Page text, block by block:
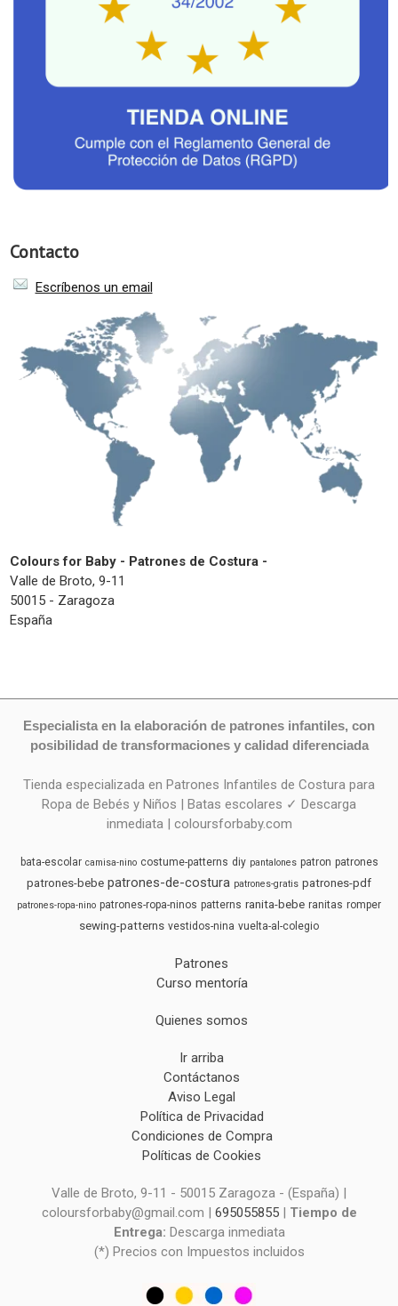
Contacto
Escríbenos un email
Colours for Baby - Patrones de Costura -
Valle de Broto, 9-11
50015 - Zaragoza
España
Especialista en la elaboración de patrones infantiles, con
posibilidad de transformaciones y calidad diferenciada
Tienda especializada en Patrones Infantiles de Costura para
Ropa de Bebés y Niños | Batas escolares ✓ Descarga
inmediata | coloursforbaby.com
bata-escolar camisa-nino costume-patterns diy pantalones patron patrones
patrones-bebe patrones-de-costura patrones-gratis patrones-pdf
patrones-ropa-nino patrones-ropa-ninos patterns ranita-bebe ranitas romper
sewing-patterns vestidos-nina vuelta-al-colegio
Patrones
Curso mentoría
Quienes somos
Ir arriba
Contáctanos
Aviso Legal
Política de Privacidad
Condiciones de Compra
Políticas de Cookies
Valle de Broto, 9-11 - 50015 Zaragoza - (España) |
coloursforbaby@gmail.com | 695055855| Tiempo de
Entrega: Descarga inmediata
(*) Precios con Impuestos incluidos